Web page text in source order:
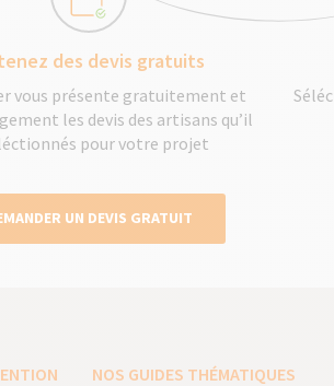
des devis gratuits
vous présente gratuitement et
les devis des artisans qu’il
pour votre projet
UN DEVIS GRATUIT
NOS GUIDES THÉMATIQUES